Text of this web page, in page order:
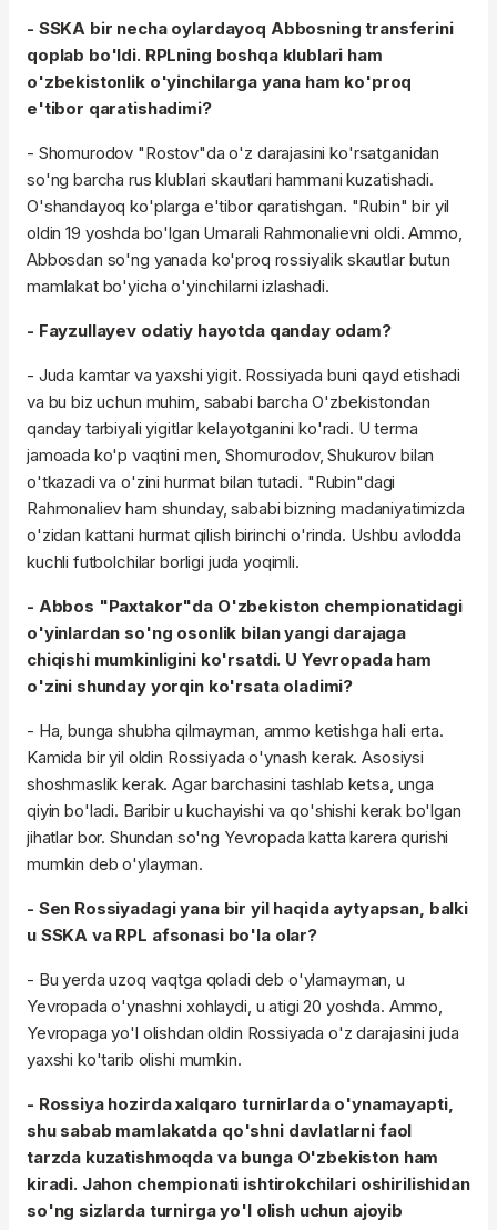
- SSKA bir necha oylardayoq Abbosning transferini
qoplab bo'ldi. RPLning boshqa klublari ham
o'zbekistonlik o'yinchilarga yana ham ko'proq
e'tibor qaratishadimi?
- Shomurodov "Rostov"da o'z darajasini ko'rsatganidan
so'ng barcha rus klublari skautlari hammani kuzatishadi.
O'shandayoq ko'plarga e'tibor qaratishgan. "Rubin" bir yil
oldin 19 yoshda bo'lgan Umarali Rahmonalievni oldi. Ammo,
Abbosdan so'ng yanada ko'proq rossiyalik skautlar butun
mamlakat bo'yicha o'yinchilarni izlashadi.
- Fayzullayev odatiy hayotda qanday odam?
- Juda kamtar va yaxshi yigit. Rossiyada buni qayd etishadi
va bu biz uchun muhim, sababi barcha O'zbekistondan
qanday tarbiyali yigitlar kelayotganini ko'radi. U terma
jamoada ko'p vaqtini men, Shomurodov, Shukurov bilan
o'tkazadi va o'zini hurmat bilan tutadi. "Rubin"dagi
Rahmonaliev ham shunday, sababi bizning madaniyatimizda
o'zidan kattani hurmat qilish birinchi o'rinda. Ushbu avlodda
kuchli futbolchilar borligi juda yoqimli.
- Abbos "Paxtakor"da O'zbekiston chempionatidagi
o'yinlardan so'ng osonlik bilan yangi darajaga
chiqishi mumkinligini ko'rsatdi. U Yevropada ham
o'zini shunday yorqin ko'rsata oladimi?
- Ha, bunga shubha qilmayman, ammo ketishga hali erta.
Kamida bir yil oldin Rossiyada o'ynash kerak. Asosiysi
shoshmaslik kerak. Agar barchasini tashlab ketsa, unga
qiyin bo'ladi. Baribir u kuchayishi va qo'shishi kerak bo'lgan
jihatlar bor. Shundan so'ng Yevropada katta karera qurishi
mumkin deb o'ylayman.
- Sen Rossiyadagi yana bir yil haqida aytyapsan, balki
u SSKA va RPL afsonasi bo'la olar?
- Bu yerda uzoq vaqtga qoladi deb o'ylamayman, u
Yevropada o'ynashni xohlaydi, u atigi 20 yoshda. Ammo,
Yevropaga yo'l olishdan oldin Rossiyada o'z darajasini juda
yaxshi ko'tarib olishi mumkin.
- Rossiya hozirda xalqaro turnirlarda o'ynamayapti,
shu sabab mamlakatda qo'shni davlatlarni faol
tarzda kuzatishmoqda va bunga O'zbekiston ham
kiradi. Jahon chempionati ishtirokchilari oshirilishidan
so'ng sizlarda turnirga yo'l olish uchun ajoyib